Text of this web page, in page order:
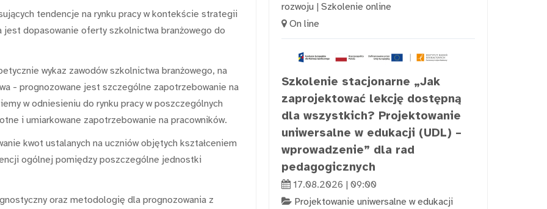
tendencje na rynku pracy w kontekście strategii
dopasowanie oferty szkolnictwa branżowego do
wykaz zawodów szkolnictwa branżowego, na
- prognozowane jest szczególne zapotrzebowanie na
w odniesieniu do rynku pracy w poszczególnych
i umiarkowane zapotrzebowanie na pracowników.
kwot ustalanych na uczniów objętych kształceniem
ogólnej pomiędzy poszczególne jednostki
oraz metodologię dla prognozowania z
rozwoju | Szkolenie online
On line
Szkolenie stacjonarne „Jak
zaprojektować lekcję dostępną
dla wszystkich? Projektowanie
uniwersalne w edukacji (UDL) –
wprowadzenie” dla rad
pedagogicznych
17.08.2026 | 09:00
Projektowanie uniwersalne w edukacji